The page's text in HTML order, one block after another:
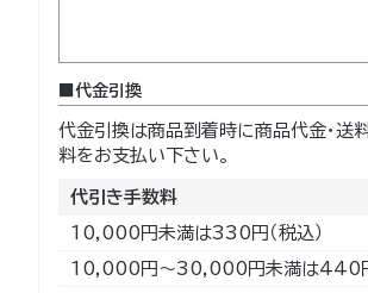
代金引換
代金引換は商品到着時に商品代金・送
料をお支払い下さい。
代引き手数料
10,000円未満は330円（税込）
10,000円～30,000円未満は440円